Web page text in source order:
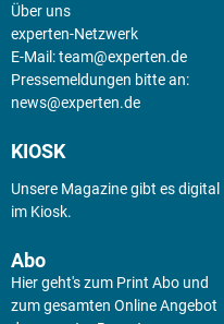
Über uns
experten-Netzwerk
E-Mail:team@experten.de
Pressemeldungen bitte an:
news@experten.de
KIOSK
Unsere Magazine gibt es digital
im Kiosk.
Abo
Hier geht's zum Print Abo und
zum gesamten Online Angebot